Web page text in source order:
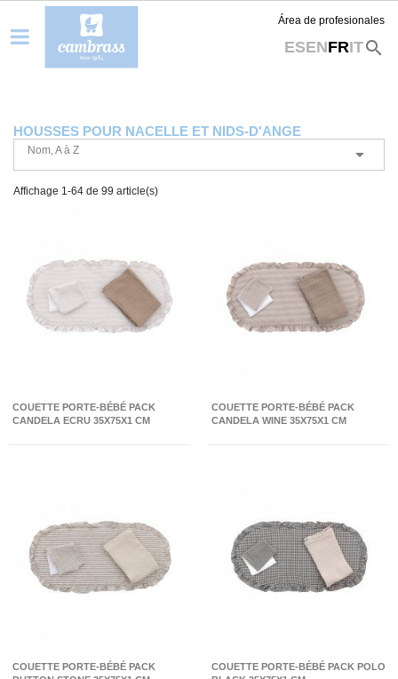
Área de profesionales
ESENFRITsearch
HOUSSES POUR NACELLE ET NIDS-D'ANGE
Nom, A à Z 
Affichage 1-64 de 99 article(s)
COUETTE PORTE-BÉBÉ PACK
CANDELA ECRU 35X75X1 CM
COUETTE PORTE-BÉBÉ PACK
CANDELA WINE 35X75X1 CM
COUETTE PORTE-BÉBÉ PACK
COUETTE PORTE-BÉBÉ PACK POLO